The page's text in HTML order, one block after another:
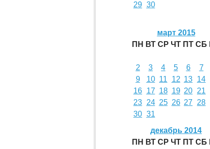
29 30
март 2015
ПН ВТ СР ЧТ ПТ СБ
2
3 4 5 6 7
9
10 11 12 13 14
16 17 18 19 20 21
23 24 25 26 27 28
30 31
декабрь 2014
ПН ВТ СР ЧТ ПТ СБ